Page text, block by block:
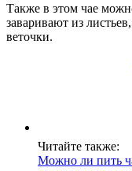
Также в этом чае
заваривают из
веточки.
Читайте также:
Можно ли пить